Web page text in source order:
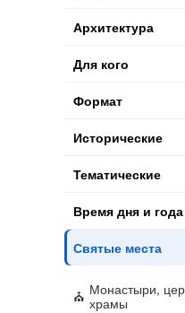
Архитектура
Для кого
Формат
Исторические
Тематические
Время дня и года
Святые места
Монастыри,
храмы